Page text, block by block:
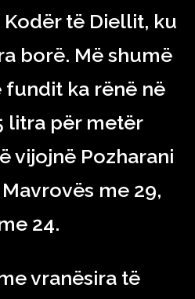
të Diellit, ku
borë. Më shumë
fundit ka rënë në
litra për metër
vijojnë Pozharani
me 29,
24.
vranësira të